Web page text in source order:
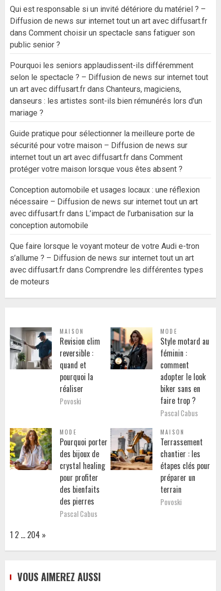
Qui est responsable si un invité détériore du matériel ? –
Diffusion de news sur internet tout un art avec diffusart.fr
dans Comment choisir un spectacle sans fatiguer son
public senior ?
Pourquoi les seniors applaudissent-ils différemment
selon le spectacle ? – Diffusion de news sur internet tout
un art avec diffusart.fr dans Chanteurs, magiciens,
danseurs : les artistes sont-ils bien rémunérés lors d’un
mariage ?
Guide pratique pour sélectionner la meilleure porte de
sécurité pour votre maison – Diffusion de news sur
internet tout un art avec diffusart.fr dans Comment
protéger votre maison lorsque vous êtes absent ?
Conception automobile et usages locaux : une réflexion
nécessaire – Diffusion de news sur internet tout un art
avec diffusart.fr dans L’impact de l’urbanisation sur la
conception automobile
Que faire lorsque le voyant moteur de votre Audi e-tron
s’allume ? – Diffusion de news sur internet tout un art
avec diffusart.fr dans Comprendre les différentes types
de moteurs
MAISON
Revision clim
reversible :
quand et
pourquoi la
réaliser
Povoski
MODE
Style motard au
féminin :
comment
adopter le look
biker sans en
faire trop ?
Pascal Cabus
MODE
Pourquoi porter
des bijoux de
crystal healing
pour profiter
des bienfaits
des pierres
Pascal Cabus
MAISON
Terrassement
chantier : les
étapes clés pour
préparer un
terrain
Povoski
Page:
1 2 … 204 Next
»
VOUS AIMEREZ AUSSI